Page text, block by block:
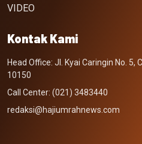
VIDEO
Kontak Kami
Head Office: Jl. Kyai Caringin No.
10150
Call Center: (021) 3483440
redaksi@hajiumrahnews.com